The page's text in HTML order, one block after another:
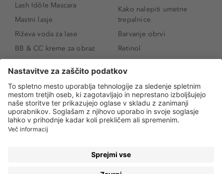
Lash Idôle Mascara
Mastni lasje
Riževa voda za lase
BB & CC kreme za obraz
SPF 30
Senčila za oči
Tekoči puder
Ličenje povešenih vek
Kako povečati oči
Kako nalepiti umetne
trepalnice
Barvanje obrvi
Retinol
Niacinamid
Rozacea
Salicilna kislina